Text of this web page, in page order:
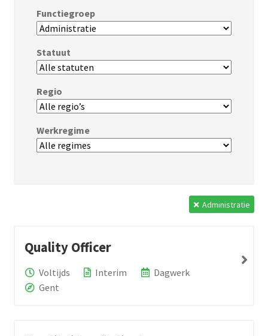
Functiegroep
Statuut
Regio
Werkregime
Administratie
Quality Officer
Voltijds Interim
Dagwerk
Gent